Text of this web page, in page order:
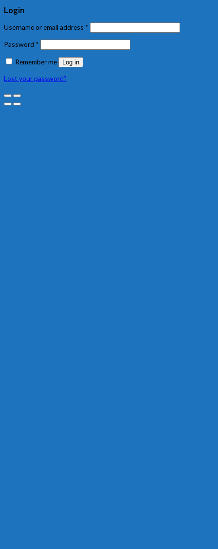
Login
Username or email address *
Password *
Remember me Log in
Lost your password?